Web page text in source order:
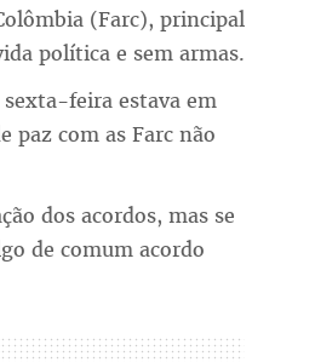
(Farc), principal
política e sem armas.
feira estava em
paz com as Farc não
dos acordos, mas se
de comum acordo